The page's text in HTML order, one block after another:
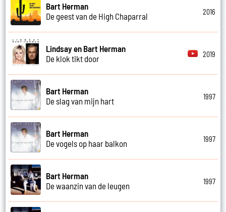
Bart Herman
De geest van de High Chaparral
2016
Lindsay en Bart Herman
De klok tikt door
2019
Bart Herman
De slag van mijn hart
1997
Bart Herman
De vogels op haar balkon
1997
Bart Herman
De waanzin van de leugen
1997